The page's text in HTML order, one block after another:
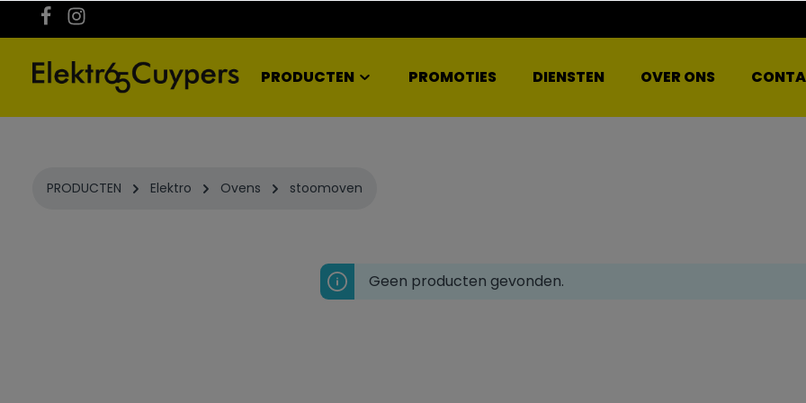
PRODUCTEN PROMOTIES DIENSTEN OVER ONS
PRODUCTEN Elektro Ovens stoomoven
Geen producten gevonden.